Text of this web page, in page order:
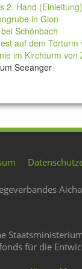
2. Hand (Einleitung)
in Glon
Schönbach
auf dem Torturm
im Kirchturm von
Seeanger
für die